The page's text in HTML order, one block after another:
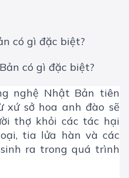
có gì đặc biệt?
nghệ Nhật Bản tiên
sở hoa anh đào sẽ
thợ khỏi các tác hại
tia lửa hàn và các
ra trong quá trình